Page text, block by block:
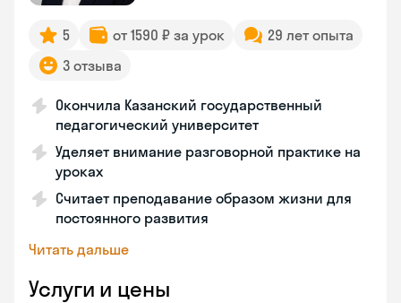
5 от 1590 ₽ за урок
29 лет опыта
3 отзыва
Окончила Казанский государственный
педагогический университет
Уделяет внимание разговорной практике на
уроках
Считает преподавание образом жизни для
постоянного развития
Читать дальше
Услуги и цены